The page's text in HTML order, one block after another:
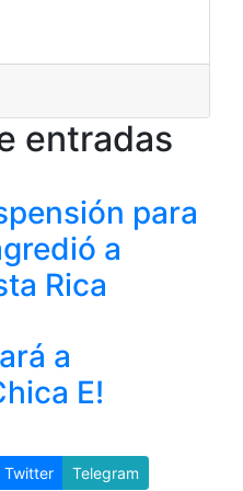
entradas
para
a
Rica
a
E!
Twitter Telegram